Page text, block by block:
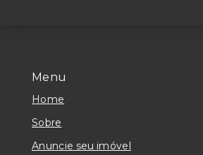
Menu
Home
Sobre
Anuncie seu imóvel